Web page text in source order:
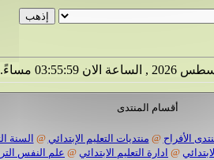
أقسام المنتدى
الأفراح @ منتديات التعليم الإبتدائي @ السنة
@ ادارة التعليم الابتدائي @ علم النفس